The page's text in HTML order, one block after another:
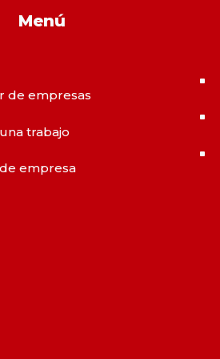
Menú
de empresas
trabajo
empresa
^
^
^